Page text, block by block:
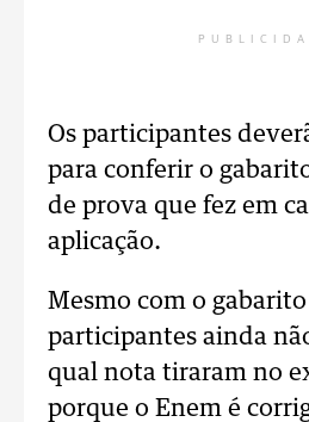
Os participantes
para conferir o
de prova que fez em
aplicação.
Mesmo com o
participantes ainda
qual nota tiraram no
porque o Enem é